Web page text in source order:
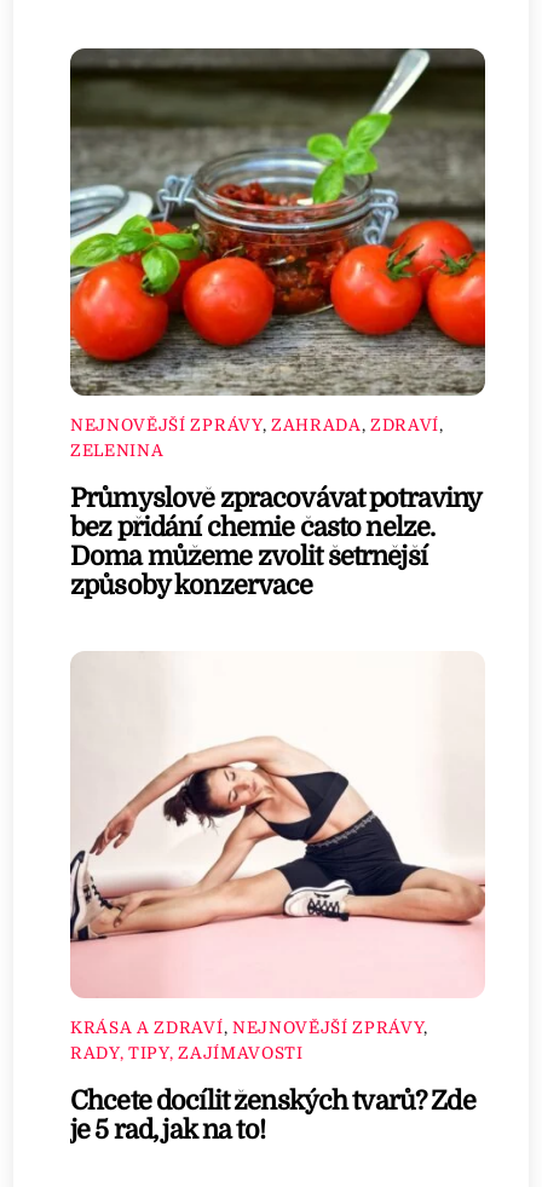
NEJNOVĚJŠÍ ZPRÁVY, ZAHRADA, ZDRAVÍ,
ZELENINA
Průmyslově zpracovávat potraviny
bez přidání chemie často nelze.
Doma můžeme zvolit šetrnější
způsoby konzervace
KRÁSA A ZDRAVÍ, NEJNOVĚJŠÍ ZPRÁVY,
RADY, TIPY, ZAJÍMAVOSTI
Chcete docílit ženských tvarů? Zde
je 5 rad, jak na to!